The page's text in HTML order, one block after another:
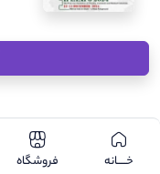
خـــــانه فروشگاه